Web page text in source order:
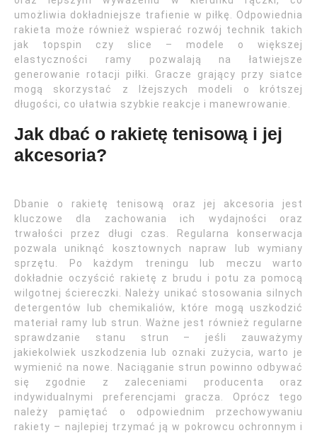
umożliwia dokładniejsze trafienie w piłkę. Odpowiednia
rakieta może również wspierać rozwój technik takich
jak topspin czy slice – modele o większej
elastyczności ramy pozwalają na łatwiejsze
generowanie rotacji piłki. Gracze grający przy siatce
mogą skorzystać z lżejszych modeli o krótszej
długości, co ułatwia szybkie reakcje i manewrowanie.
Jak dbać o rakietę tenisową i jej
akcesoria?
Dbanie o rakietę tenisową oraz jej akcesoria jest
kluczowe dla zachowania ich wydajności oraz
trwałości przez długi czas. Regularna konserwacja
pozwala uniknąć kosztownych napraw lub wymiany
sprzętu. Po każdym treningu lub meczu warto
dokładnie oczyścić rakietę z brudu i potu za pomocą
wilgotnej ściereczki. Należy unikać stosowania silnych
detergentów lub chemikaliów, które mogą uszkodzić
materiał ramy lub strun. Ważne jest również regularne
sprawdzanie stanu strun – jeśli zauważymy
jakiekolwiek uszkodzenia lub oznaki zużycia, warto je
wymienić na nowe. Naciąganie strun powinno odbywać
się zgodnie z zaleceniami producenta oraz
indywidualnymi preferencjami gracza. Oprócz tego
należy pamiętać o odpowiednim przechowywaniu
rakiety – najlepiej trzymać ją w pokrowcu ochronnym i